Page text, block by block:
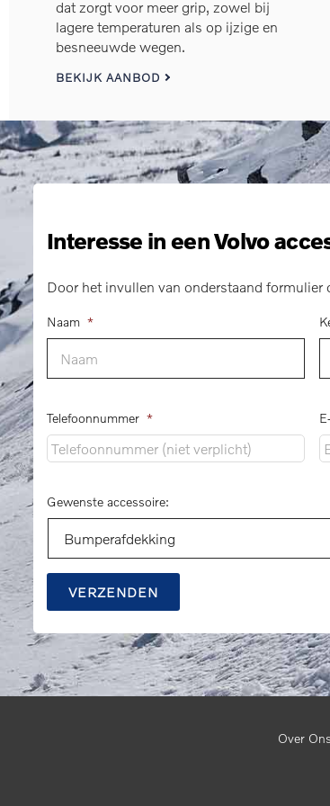
dat zorgt voor meer grip, zowel bij
lagere temperaturen als op ijzige en
besneeuwde wegen.
BEKIJK AANBOD
Interesse in een Volvo
Door het invullen van onderstaand
Naam *
Telefoonnummer *
Gewenste accessoire:
VERZENDEN
Over Ons